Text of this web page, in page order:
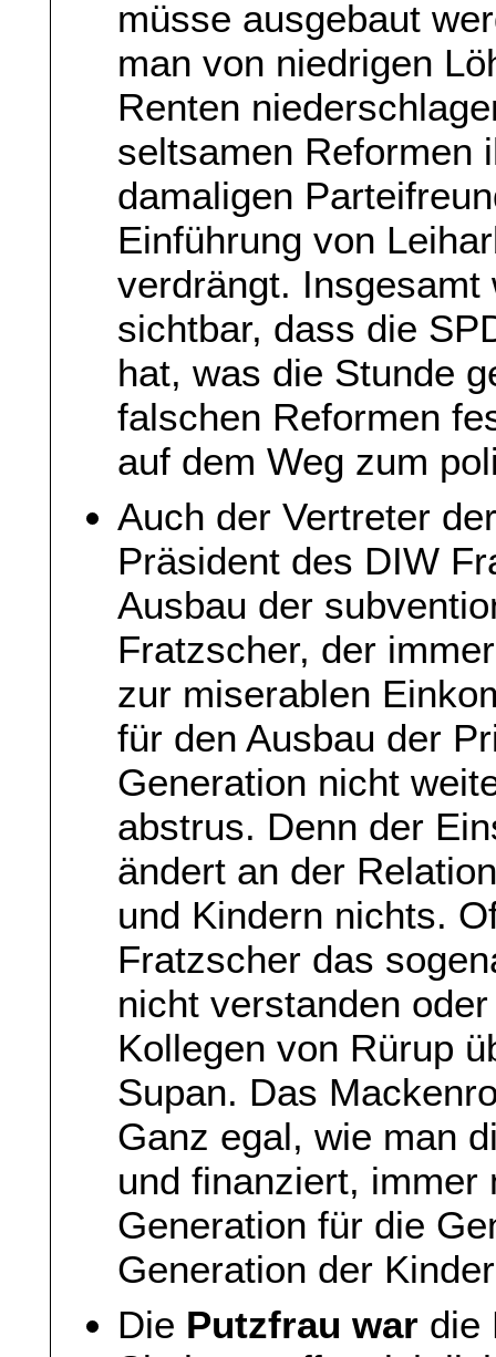
müsse ausgebaut
man von niedrigen
Renten
seltsamen Reformen
damaligen
Einführung von
verdrängt.
sichtbar, dass die
hat, was die Stunde
falschen Reformen
auf dem Weg zum
Auch der Vertreter
Präsident des DIW
Ausbau der
Fratzscher, der
zur miserablen
für den Ausbau der
Generation nicht
abstrus. Denn der
ändert an der
und Kindern nichts.
Fratzscher das
nicht verstanden
Kollegen von Rürup
Supan. Das
Ganz egal, wie man
und finanziert,
Generation für die
Generation der
Die Putzfrau war die